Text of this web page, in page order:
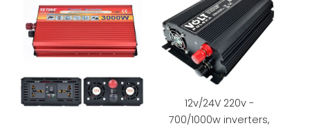
12v/24V 220v -
700/1000w inverters,